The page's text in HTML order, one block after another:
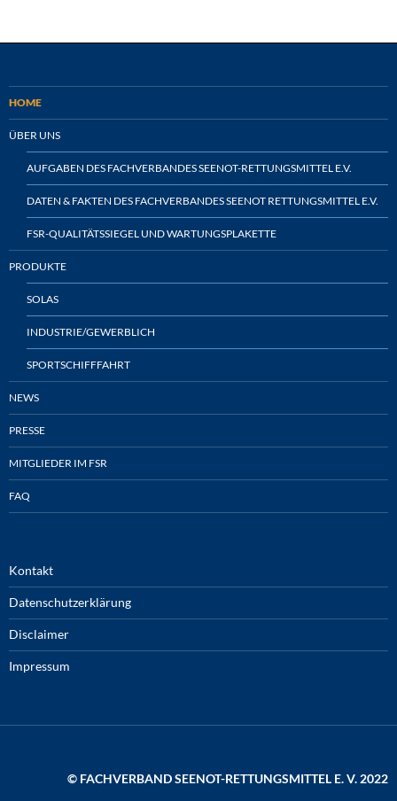
HOME
ÜBER UNS
AUFGABEN DES FACHVERBANDES SEENOT-RETTUNGSMITTEL E.V.
DATEN & FAKTEN DES FACHVERBANDES SEENOT RETTUNGSMITTEL E.V.
FSR-QUALITÄTSSIEGEL UND WARTUNGSPLAKETTE
PRODUKTE
SOLAS
INDUSTRIE/GEWERBLICH
SPORTSCHIFFFAHRT
NEWS
PRESSE
MITGLIEDER IM FSR
FAQ
Kontakt
Datenschutzerklärung
Disclaimer
Impressum
© FACHVERBAND SEENOT-RETTUNGSMITTEL E. V. 2022